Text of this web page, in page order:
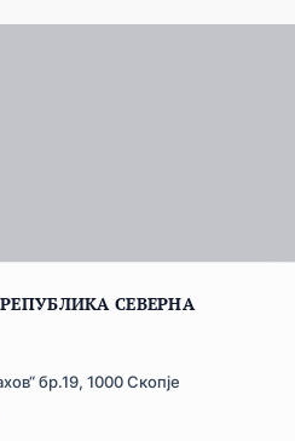
СЕВЕРНА
бр.19, 1000 Скопје